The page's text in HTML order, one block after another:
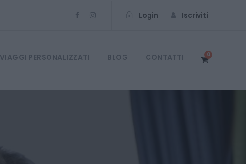
Login Iscriviti
VIAGGI PERSONALIZZATI BLOG CONTATTI 0